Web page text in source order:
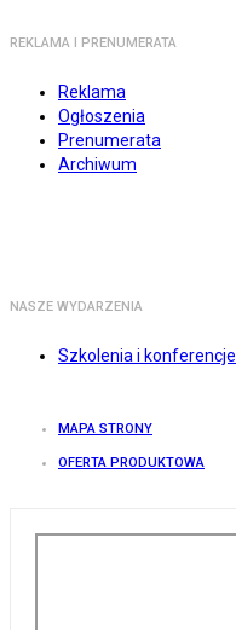
REKLAMA I PRENUMERATA
Reklama
Ogłoszenia
Prenumerata
Archiwum
NASZE WYDARZENIA
Szkolenia i konferencje
MAPA STRONY
OFERTA PRODUKTOWA